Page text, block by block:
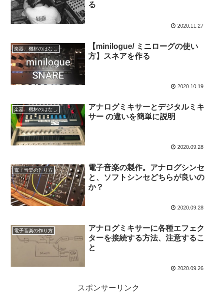
る
2020.11.27
楽器、機材のはなし
【minilogue/ ミニローグの使い
方】スネアを作る
2020.10.19
楽器、機材のはなし
アナログミキサーとデジタルミキ
サー の違いを簡単に説明
2020.09.28
電子音楽の作り方
電子音楽の製作。アナログシンセ
と、ソフトシンセどちらが良いの
か？
2020.09.28
電子音楽の作り方
アナログミキサーに各種エフェク
ターを接続する方法、注意するこ
と
2020.09.26
スポンサーリンク